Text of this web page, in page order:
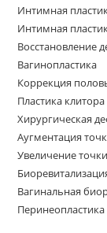
Интимная
Интимная
Восстановление
Вагинопластика
Коррекция
Пластика клитора
Хирургическая
Аугментация
Увеличение
Вагинальная